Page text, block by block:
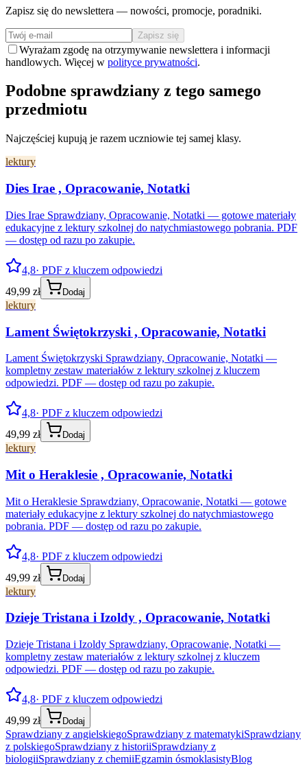
Zapisz się do newslettera — nowości, promocje, poradniki.
Zapisz się
Wyrażam zgodę na otrzymywanie newslettera i informacji
handlowych. Więcej w polityce prywatności.
Podobne sprawdziany z tego samego
przedmiotu
Najczęściej kupują je razem uczniowie tej samej klasy.
lektury
Dies Irae , Opracowanie, Notatki
Dies Irae Sprawdziany, Opracowanie, Notatki — gotowe materiały
edukacyjne z lektury szkolnej do natychmiastowego pobrania. PDF
— dostęp od razu po zakupie.
4,8· PDF z kluczem odpowiedzi
49,99 zł
Dodaj
lektury
Lament Świętokrzyski , Opracowanie, Notatki
Lament Świętokrzyski Sprawdziany, Opracowanie, Notatki —
kompletny zestaw materiałów z lektury szkolnej z kluczem
odpowiedzi. PDF — dostęp od razu po zakupie.
4,8· PDF z kluczem odpowiedzi
49,99 zł
Dodaj
lektury
Mit o Heraklesie , Opracowanie, Notatki
Mit o Heraklesie Sprawdziany, Opracowanie, Notatki — gotowe
materiały edukacyjne z lektury szkolnej do natychmiastowego
pobrania. PDF — dostęp od razu po zakupie.
4,8· PDF z kluczem odpowiedzi
49,99 zł
Dodaj
lektury
Dzieje Tristana i Izoldy , Opracowanie, Notatki
Dzieje Tristana i Izoldy Sprawdziany, Opracowanie, Notatki —
kompletny zestaw materiałów z lektury szkolnej z kluczem
odpowiedzi. PDF — dostęp od razu po zakupie.
4,8· PDF z kluczem odpowiedzi
49,99 zł
Dodaj
Sprawdziany z angielskiegoSprawdziany z matematykiSprawdziany
z polskiegoSprawdziany z historiiSprawdziany z
biologiiSprawdziany z chemiiEgzamin ósmoklasistyBlog